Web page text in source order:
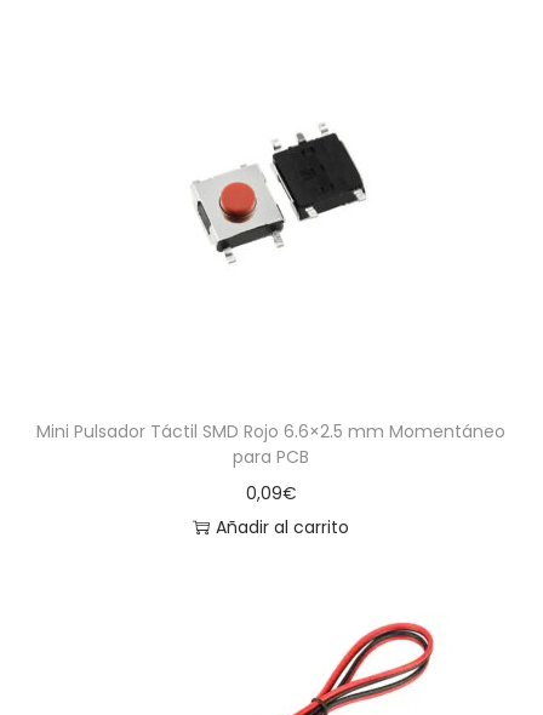
Mini Pulsador Táctil SMD Rojo 6.6×2.5 mm Momentáneo
para PCB
0,09€
Añadir al carrito